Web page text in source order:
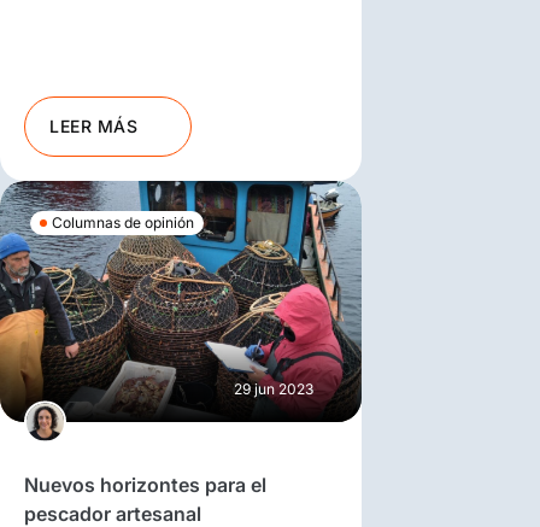
LEER MÁS
Columnas de opinión
29 jun 2023
Nuevos horizontes para el
pescador artesanal